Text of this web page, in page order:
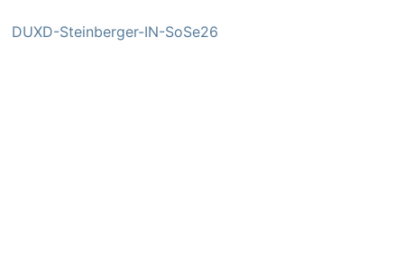
DUXD-Steinberger-IN-SoSe26